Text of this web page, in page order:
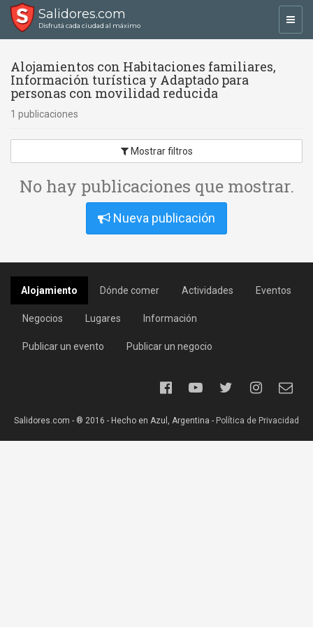
Salidores.com
Disfrutá cada ciudad al máximo
Alojamientos con Habitaciones familiares,
Información turística y Adaptado para
personas con movilidad reducida
1 publicaciones
Mostrar filtros
No hay publicaciones que mostrar.
Nueva publicación
Alojamiento Dónde comer Actividades Eventos
Negocios Lugares Información
Publicar un evento Publicar un negocio
Salidores.com - ® 2016 - Hecho en Azul, Argentina - Política de Privacidad